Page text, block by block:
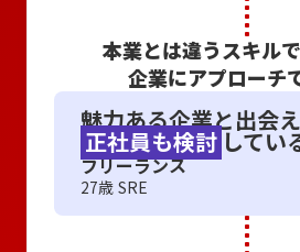
本業とは違うスキル
企業にアプローチ
魅力ある企業と出会
正社員も検討 してい
フリーランス
27歳 SRE